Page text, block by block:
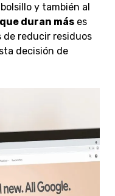
y también al
duran más es
de reducir residuos
decisión de